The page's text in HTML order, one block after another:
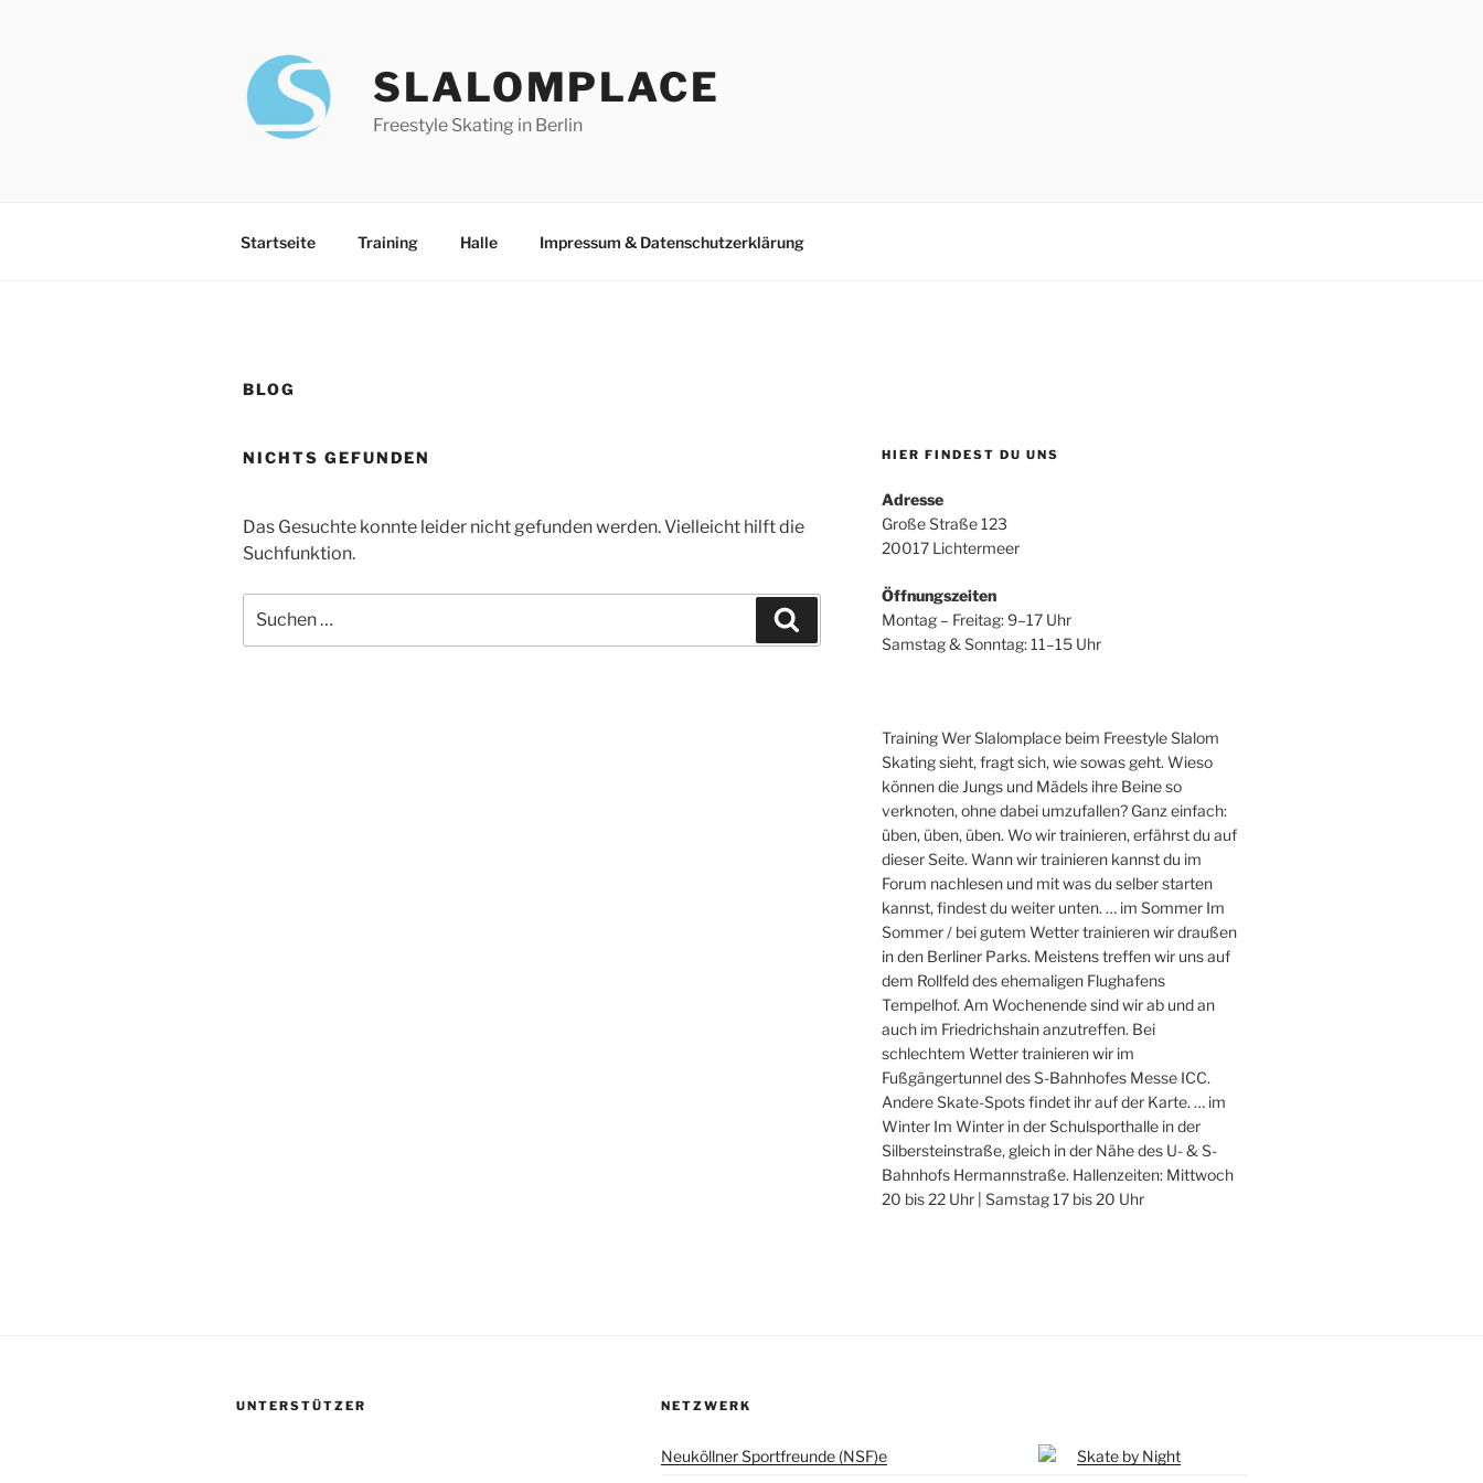
SLALOMPLACE
Freestyle Skating in Berlin
Startseite Training Halle Impressum & Datenschutzerklärung
BLOG
NICHTS GEFUNDEN
Das Gesuchte konnte leider nicht gefunden werden. Vielleicht hilft die
Suchfunktion.
nach:
HIER FINDEST DU UNS
Adresse
Große Straße 123
20017 Lichtermeer
Öffnungszeiten
Montag – Freitag: 9–17 Uhr
Samstag & Sonntag: 11–15 Uhr
Training Wer Slalomplace beim Freestyle Slalom
Skating sieht, fragt sich, wie sowas geht. Wieso
können die Jungs und Mädels ihre Beine so
verknoten, ohne dabei umzufallen? Ganz einfach:
üben, üben, üben. Wo wir trainieren, erfährst du auf
dieser Seite. Wann wir trainieren kannst du im
Forum nachlesen und mit was du selber starten
kannst, findest du weiter unten. … im Sommer Im
Sommer / bei gutem Wetter trainieren wir draußen
in den Berliner Parks. Meistens treffen wir uns auf
dem Rollfeld des ehemaligen Flughafens
Tempelhof. Am Wochenende sind wir ab und an
auch im Friedrichshain anzutreffen. Bei
schlechtem Wetter trainieren wir im
Fußgängertunnel des S-Bahnhofes Messe ICC.
Andere Skate-Spots findet ihr auf der Karte. … im
Winter Im Winter in der Schulsporthalle in der
Silbersteinstraße, gleich in der Nähe des U- & S-
Bahnhofs Hermannstraße. Hallenzeiten: Mittwoch
20 bis 22 Uhr | Samstag 17 bis 20 Uhr
UNTERSTÜTZER NETZWERK
Neuköllner Sportfreunde (NSF)e Skate by Night